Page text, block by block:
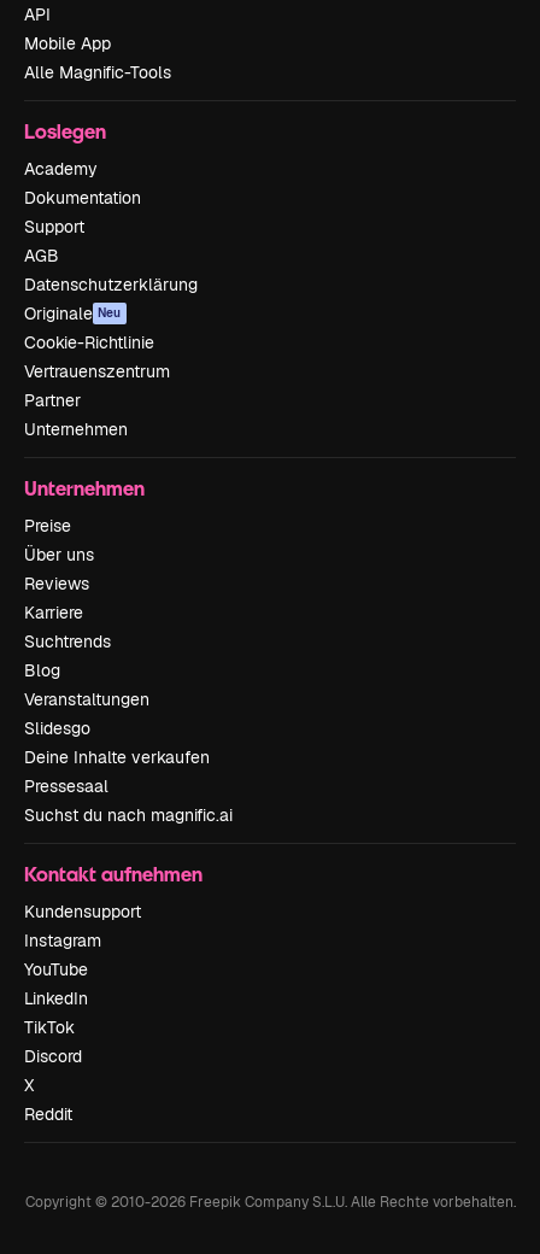
API
Mobile App
Alle Magnific-Tools
Loslegen
Academy
Dokumentation
Support
AGB
Datenschutzerklärung
Originale Neu
Cookie-Richtlinie
Vertrauenszentrum
Partner
Unternehmen
Unternehmen
Preise
Über uns
Reviews
Karriere
Suchtrends
Blog
Veranstaltungen
Slidesgo
Deine Inhalte verkaufen
Pressesaal
Suchst du nach magnific.ai
Kontakt aufnehmen
Kundensupport
Instagram
YouTube
LinkedIn
TikTok
Discord
X
Reddit
Copyright © 2010-2026Freepik Company S.L.U. Alle Rechte vorbehalten.